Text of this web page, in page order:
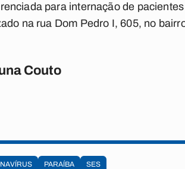
para internação de
na rua Dom Pedro I, 605, no
Couto
PARAÍBA SES